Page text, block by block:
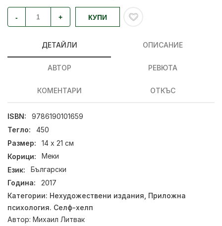
- + КУПИ
ДЕТАЙЛИ ОПИСАНИЕ
АВТОР РЕВЮТА
КОМЕНТАРИ ОТКЪС
ISBN:
9786190101659
Тегло:
450
Размер:
14 x 21 см
Корици:
Меки
Език:
Български
Година:
2017
Категории: Нехудожествени издания Приложна
психология. Селф-хелп
Автор: Михаил Литвак